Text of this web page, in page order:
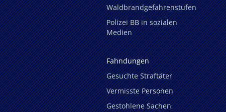
Waldbrandgefahrenstufen
Polizei BB in sozialen
Medien
Fahndungen
Gesuchte Straftäter
Vermisste Personen
Gestohlene Sachen